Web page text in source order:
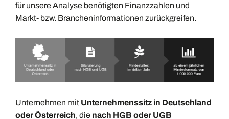
für unsere Analyse benötigten Finanzzahlen und
Markt- bzw. Brancheninformationen zurückgreifen.
Unternehmen mit Unternehmenssitz in Deutschland
oder Österreich, die nach HGB oder UGB